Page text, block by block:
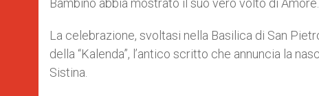
Bambino abbia mostrato il suo vero volto di Amore.
La celebrazione, svoltasi nella Basilica di San
della “Kalenda”, l’antico scritto che annuncia la
Sistina.